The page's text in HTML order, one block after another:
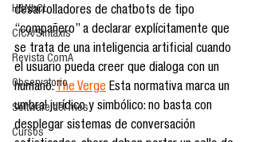
H&NhCL
CICA/Sintaxis
Revista ComA
Observatorio
Software del mes
Cursos
desarrolladores de chatbots de tipo
“compañero” a declarar explícitamente que
se trata de una inteligencia artificial cuando
el usuario pueda creer que dialoga con un
humano. The Verge Esta normativa marca un
umbral jurídico y simbólico: no basta con
desplegar sistemas de conversación